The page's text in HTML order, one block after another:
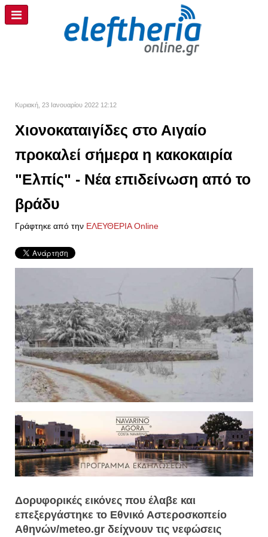
Κυριακή, 23 Ιανουαρίου 2022 12:12
Χιονοκαταιγίδες στο Αιγαίο
προκαλεί σήμερα η κακοκαιρία
"Ελπίς" - Νέα επιδείνωση από το
βράδυ
Γράφτηκε από την ΕΛΕΥΘΕΡΙΑ Online
Δορυφορικές εικόνες που έλαβε και
επεξεργάστηκε το Εθνικό Αστεροσκοπείο
Αθηνών/meteo.gr δείχνουν τις νεφώσεις